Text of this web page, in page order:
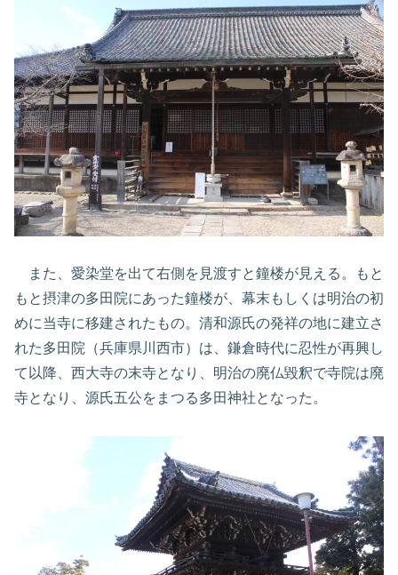
また、愛染堂を出て右側を見渡すと鐘楼が見える。もと
もと摂津の多田院にあった鐘楼が、幕末もしくは明治の初
めに当寺に移建されたもの。清和源氏の発祥の地に建立さ
れた多田院（兵庫県川西市）は、鎌倉時代に忍性が再興し
て以降、西大寺の末寺となり、明治の廃仏毀釈で寺院は廃
寺となり、源氏五公をまつる多田神社となった。